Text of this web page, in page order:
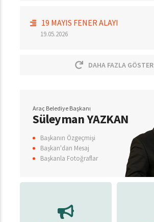
19 MAYIS FENER ALAYI
19.05.2026
DAHA FAZLA GÖSTER
Araç Belediye Başkanı
Süleyman YAZKAN
Başkanın Özgeçmişi
Başkan'dan Mesaj
Başkanla Fotoğraflar